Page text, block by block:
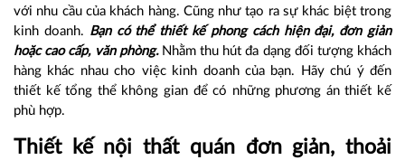
với nhu cầu của khách hàng. Cũng như tạo ra sự khác biệt trong
kinh doanh. Bạn có thể thiết kế phong cách hiện đại, đơn giản
hoặc cao cấp, văn phòng. Nhằm thu hút đa dạng đối tượng khách
hàng khác nhau cho việc kinh doanh của bạn. Hãy chú ý đến
thiết kế tổng thể không gian để có những phương án thiết kế
phù hợp.
Thiết kế nội thất quán đơn giản, thoải